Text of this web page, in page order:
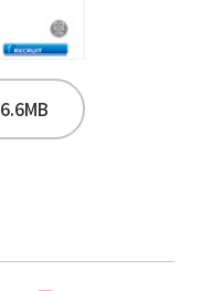
6.6MB